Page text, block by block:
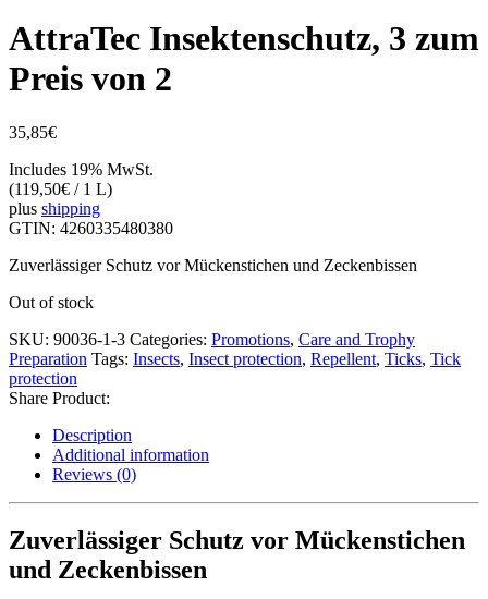
AttraTec Insektenschutz, 3 zum
Preis von 2
35,85€
Includes 19% MwSt.
(119,50€ / 1 L)
plus shipping
GTIN: 4260335480380
Zuverlässiger Schutz vor Mückenstichen und Zeckenbissen
Out of stock
SKU: 90036-1-3 Categories: Promotions, Care and Trophy
Preparation Tags: Insects, Insect protection, Repellent, Ticks, Tick
protection
Share Product:
Description
Additional information
Reviews (0)
Zuverlässiger Schutz vor Mückenstichen
und Zeckenbissen